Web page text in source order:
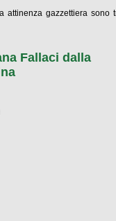
attinenza gazzettiera sono
Fallaci dalla